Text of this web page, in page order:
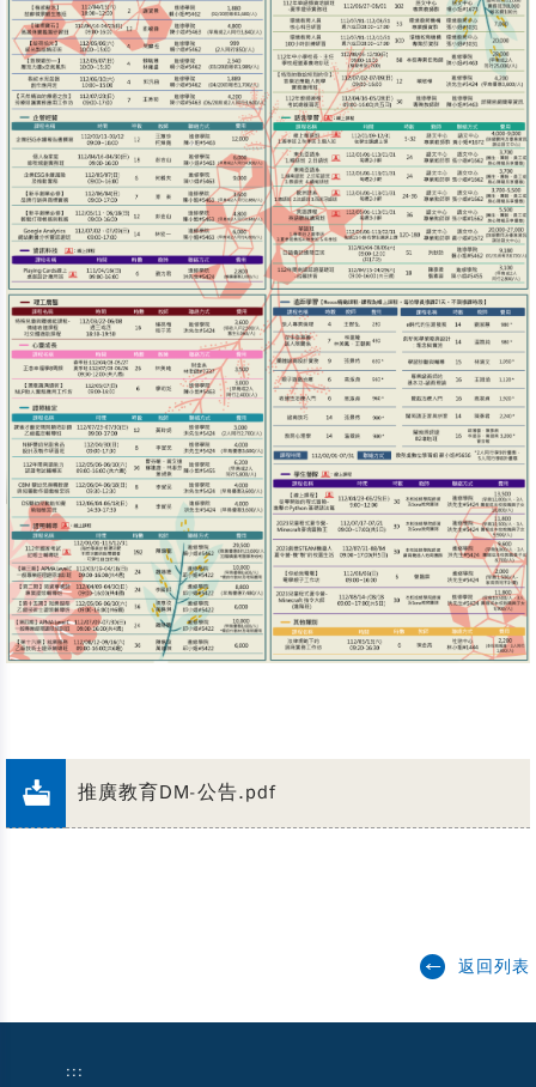
推廣教育DM-公告.pdf
返回列表
:::